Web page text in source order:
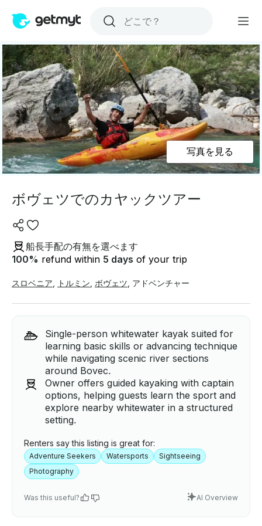
写真を見る
ボヴェツでのカヤックツアー
船長手配の有無を選べます
100% refund within 5 days of your trip
スロベニア トルミン ボヴェツ アドベンチャー
Single-person whitewater kayak suited for
learning basic skills or advancing technique
while navigating scenic river sections
around Bovec.
Owner offers guided kayaking with captain
options, helping guests learn the sport and
explore nearby whitewater in a structured
setting.
Renters say this listing is great for:
Adventure Seekers Watersports
Sightseeing
Photography
Was this useful? AI Overview